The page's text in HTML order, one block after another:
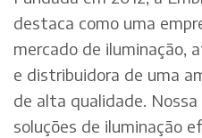
destaca como uma
mercado de iluminação,
e distribuidora de uma
de alta qualidade.
soluções de iluminação